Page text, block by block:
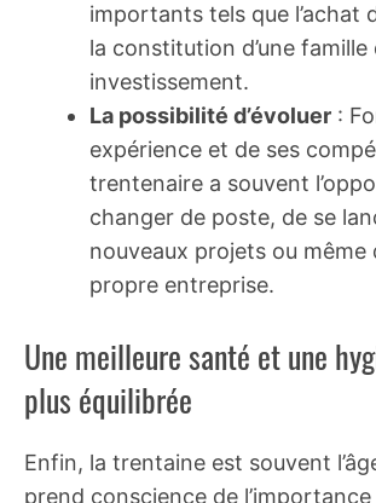
importants tels que l’achat
la constitution d’une famille
investissement.
La possibilité d’évoluer :
expérience et de ses
trentenaire a souvent
changer de poste, de se
nouveaux projets ou même
propre entreprise.
Une meilleure santé et une
plus équilibrée
Enfin, la trentaine est souvent
prend conscience de